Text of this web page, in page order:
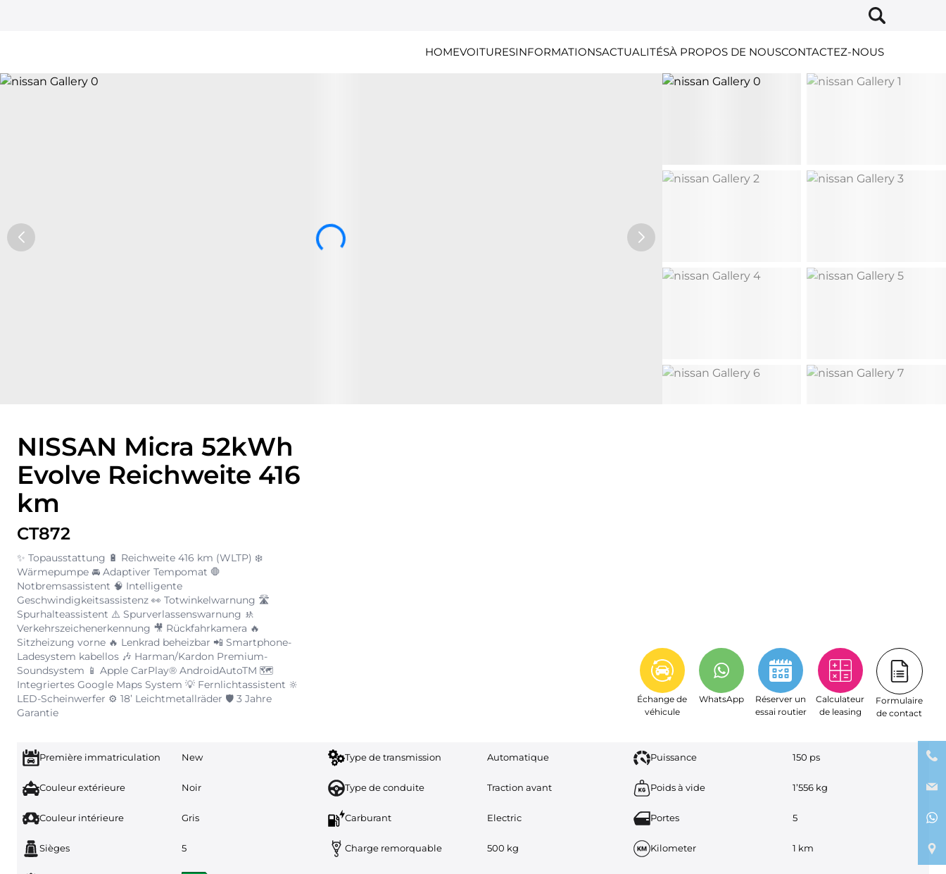
HOMEVOITURESINFORMATIONSACTUALITÉSÀ PROPOS DE NOUSCONTACTEZ-NOUS
NISSAN Micra 52kWh
Evolve Reichweite 416
km
CT872
✨ Topausstattung 🔋 Reichweite 416 km (WLTP) ❄️
Wärmepumpe 🚘 Adaptiver Tempomat 🛑
Notbremsassistent 🧠 Intelligente
Geschwindigkeitsassistenz 👀 Totwinkelwarnung 🛣️
Spurhalteassistent ⚠️ Spurverlassenswarnung 🚸
Verkehrszeichenerkennung 🎥 Rückfahrkamera 🔥
Sitzheizung vorne 🔥 Lenkrad beheizbar 📲 Smartphone-
Ladesystem kabellos 🎶 Harman/Kardon Premium-
Soundsystem 📱 Apple CarPlay® AndroidAutoTM 🗺️
Integriertes Google Maps System 💡 Fernlichtassistent 🔆
LED-Scheinwerfer ⚙️ 18’ Leichtmetallräder 🛡️ 3 Jahre
Garantie
Échange de
véhicule
WhatsApp
Réserver un
essai routier
Calculateur
de leasing
Formulaire
de contact
Première immatriculation New Type de transmission Automatique Puissance 150 ps
Couleur extérieure Noir Type de conduite Traction avant Poids à vide 1’556 kg
Couleur intérieure Gris Carburant Electric Portes 5
Sièges 5 Charge remorquable 500 kg Kilometer 1 km